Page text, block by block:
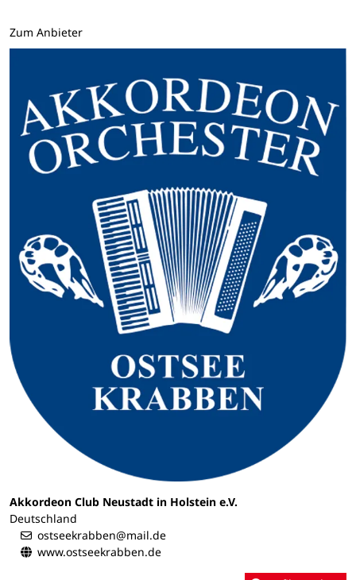
Zum Anbieter
Akkordeon Club Neustadt in Holstein e.V.
Deutschland
ostseekrabben@mail.de
www.ostseekrabben.de